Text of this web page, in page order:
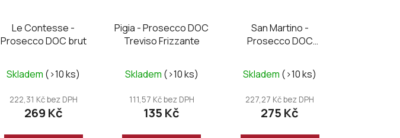
Le Contesse -
Prosecco DOC brut
Skladem (>10 ks)
222,31 Kč bez DPH
269 Kč
Pigia - Prosecco DOC
Treviso Frizzante
Skladem (>10 ks)
111,57 Kč bez DPH
135 Kč
San Martino -
Prosecco DOC
extra dry
Skladem (>10 ks)
227,27 Kč bez DPH
275 Kč